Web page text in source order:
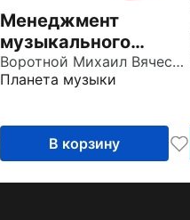
Менеджмент
музыкального
искусства. Учебное
пособие
Воротной Михаил Вячеславович
Планета музыки
В корзину